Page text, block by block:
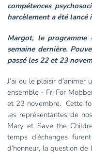
compétences
harcèlement a été lancé
Margot, le
semaine dernière.
passé les 22 et 23
J’ai eu le plaisir
ensemble - Fri For
et 23 novembre. Cette
les représentantes de
Mary et Save the
temps d’échanges
d’honneur, la question